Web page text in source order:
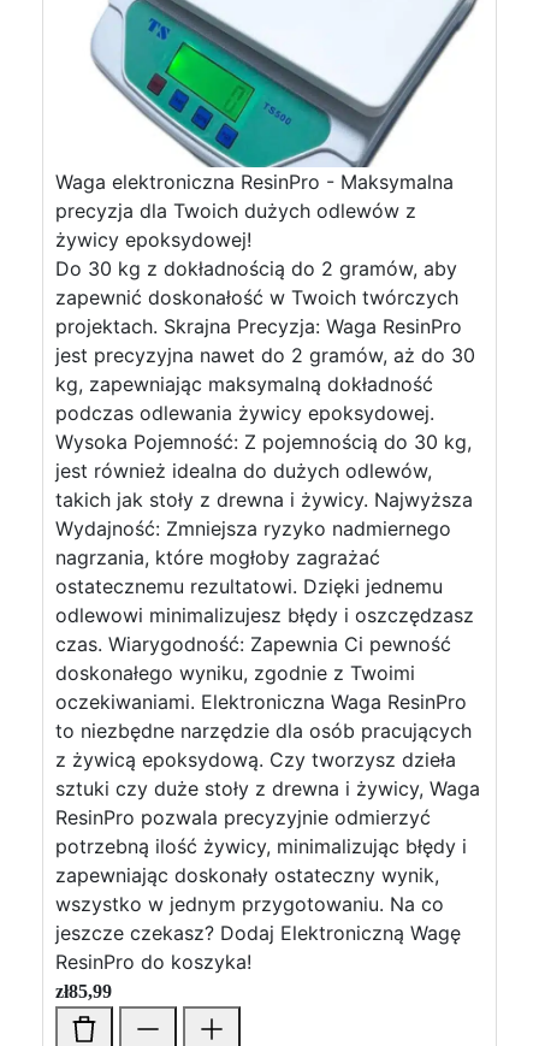
Waga elektroniczna ResinPro - Maksymalna
precyzja dla Twoich dużych odlewów z
żywicy epoksydowej!
Do 30 kg z dokładnością do 2 gramów, aby
zapewnić doskonałość w Twoich twórczych
projektach. Skrajna Precyzja: Waga ResinPro
jest precyzyjna nawet do 2 gramów, aż do 30
kg, zapewniając maksymalną dokładność
podczas odlewania żywicy epoksydowej.
Wysoka Pojemność: Z pojemnością do 30 kg,
jest również idealna do dużych odlewów,
takich jak stoły z drewna i żywicy. Najwyższa
Wydajność: Zmniejsza ryzyko nadmiernego
nagrzania, które mogłoby zagrażać
ostatecznemu rezultatowi. Dzięki jednemu
odlewowi minimalizujesz błędy i oszczędzasz
czas. Wiarygodność: Zapewnia Ci pewność
doskonałego wyniku, zgodnie z Twoimi
oczekiwaniami. Elektroniczna Waga ResinPro
to niezbędne narzędzie dla osób pracujących
z żywicą epoksydową. Czy tworzysz dzieła
sztuki czy duże stoły z drewna i żywicy, Waga
ResinPro pozwala precyzyjnie odmierzyć
potrzebną ilość żywicy, minimalizując błędy i
zapewniając doskonały ostateczny wynik,
wszystko w jednym przygotowaniu. Na co
jeszcze czekasz? Dodaj Elektroniczną Wagę
ResinPro do koszyka!
zł85,99